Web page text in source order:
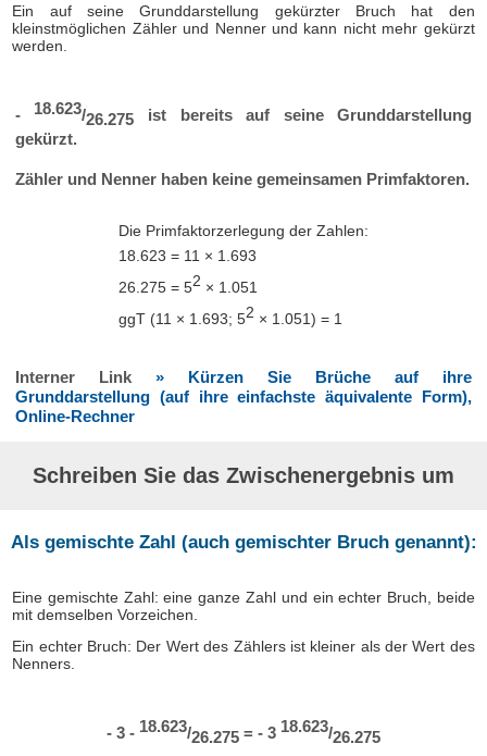
Ein auf seine Grunddarstellung gekürzter Bruch hat den
kleinstmöglichen Zähler und Nenner und kann nicht mehr gekürzt
werden.
- 18.623/26.275 ist bereits auf seine Grunddarstellung
gekürzt.
Zähler und Nenner haben keine gemeinsamen Primfaktoren.
Die Primfaktorzerlegung der Zahlen:
18.623 = 11 × 1.693
26.275 = 52 × 1.051
ggT (11 × 1.693; 52 × 1.051) = 1
Interner Link » Kürzen Sie Brüche auf ihre
Grunddarstellung (auf ihre einfachste äquivalente Form),
Online-Rechner
Schreiben Sie das Zwischenergebnis um
Als gemischte Zahl (auch gemischter Bruch genannt):
Eine gemischte Zahl: eine ganze Zahl und ein echter Bruch, beide
mit demselben Vorzeichen.
Ein echter Bruch: Der Wert des Zählers ist kleiner als der Wert des
Nenners.
- 3 - 18.623/26.275 = - 3 18.623/26.275